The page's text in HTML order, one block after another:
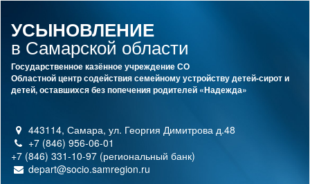
УСЫНОВЛЕНИЕ
в Самарской области
Государственное казённое учреждение СО
Областной центр содействия семейному устройству детей-сирот и
детей, оставшихся без попечения родителей «Надежда»
443114, Самара, ул. Георгия Димитрова д.48
+7 (846) 956-06-01
+7 (846) 331-10-97 (региональный банк)
depart@socio.samregion.ru